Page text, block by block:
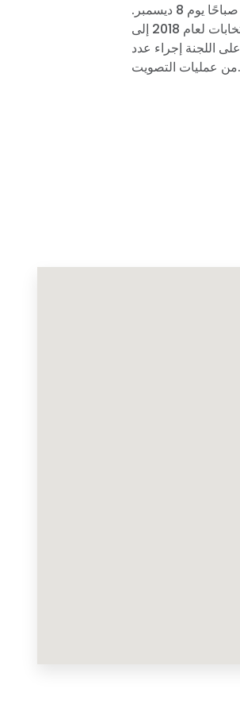
ستجتمع اللجنة التنفيذية للحزب الديمقراطي في مقاطعة بيت في الساعة 10 صباحًا يوم 8 ديسمبر.
سيكون جدول الأعمال مزدحمًا حيث سيقدم القادة المحليون تحليل يوم الانتخابات لعام 2018 إلى
اللجنة إجراء عدد
من عمليات التصويت.